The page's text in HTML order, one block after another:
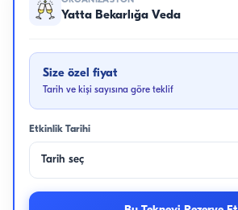
Yatta Bekarlığa Veda
Size özel fiyat
Tarih ve kişi sayısına göre teklif
Etkinlik Tarihi
Tarih seç